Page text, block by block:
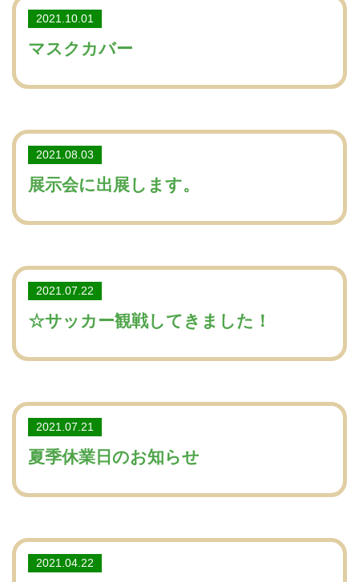
2021.10.01
マスクカバー
2021.08.03
展示会に出展します。
2021.07.22
☆サッカー観戦してきました！
2021.07.21
夏季休業日のお知らせ
2021.04.22